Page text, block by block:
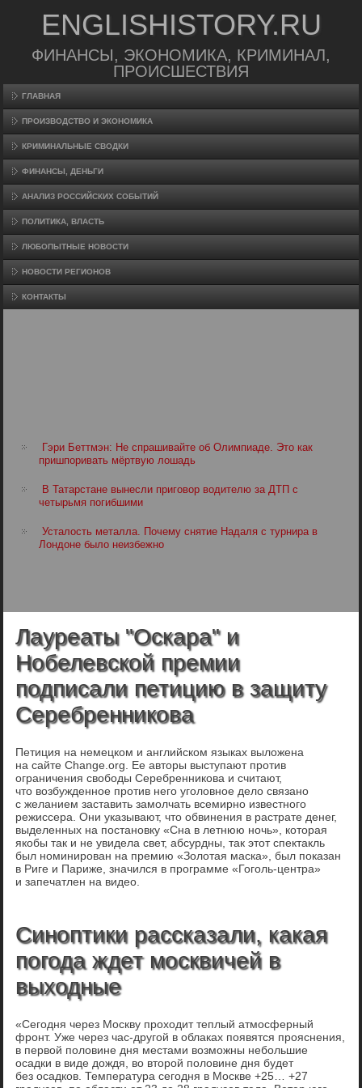
ENGLISHISTORY.RU
ФИНАНСЫ, ЭКОНОМИКА, КРИМИНАЛ,
ПРОИСШЕСТВИЯ
ГЛАВНАЯ
ПРОИЗВΟДСТВО И ЭКОНОМИКА
КРИМИНАЛЬНЫЕ СВОДКИ
ФИНАНСЫ, ДЕНЬГИ
АНАЛИЗ РОССИЙСКИХ СОБЫТИЙ
ПОЛИТИКА, ВЛАСТЬ
ЛЮБОПЫТНЫЕ НОВОСТИ
НОВОСТИ РЕГИОНОВ
КОНТАКТЫ
Гэри Беттмэн: Не спрашивайте об Олимпиаде. Это как
пришпоривать мёртвую лошадь
В Татарстане вынесли приговор водителю за ДТП с
четырьмя погибшими
Усталость металла. Почему снятие Надаля с турнира в
Лондоне было неизбежно
Лауреаты "Оскара" и
Нобелевской премии
подписали петицию в защиту
Серебренникова
Петиция на немецком и английском языках выложена
на сайте Change.org. Ее авторы выступают против
ограничения свободы Серебренникова и считают,
что возбужденное против него уголовное дело связано
с желанием заставить замолчать всемирно известного
режиссера. Они указывают, что обвинения в растрате денег,
выделенных на постановку «Сна в летнюю ночь», которая
якобы так и не увидела свет, абсурдны, так этот спектакль
был номинирован на премию «Золотая маска», был показан
в Риге и Париже, значился в программе «Гоголь-центра»
и запечатлен на видео.
Синоптики рассказали, какая
погода ждет москвичей в
выходные
«Сегодня через Москву проходит теплый атмосферный
фронт. Уже через час-другой в облаках появятся прояснения,
в первой половине дня местами возможны небольшие
осадки в виде дождя, во второй половине дня будет
без осадков. Температура сегодня в Москве +25… +27